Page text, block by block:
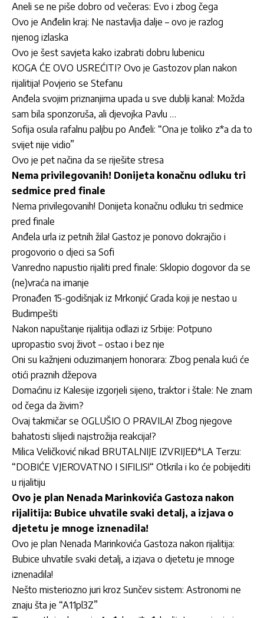
Aneli se ne piše dobro od večeras: Evo i zbog čega
Ovo je Anđelin kraj: Ne nastavlja dalje – ovo je razlog
njenog izlaska
Ovo je šest savjeta kako izabrati dobru lubenicu
KOGA ĆE OVO USREĆITI? Ovo je Gastozov plan nakon
rijalitija! Povjerio se Stefanu
Anđela svojim priznanjima upada u sve dublji kanal: Možda
sam bila sponzoruša, ali djevojka Pavlu …
Sofija osula rafalnu paljbu po Anđeli: “Ona je toliko z*a da to
svijet nije vidio”
Ovo je pet načina da se riješite stresa
Nema privilegovanih! Donijeta konačnu odluku tri
sedmice pred finale
Nema privilegovanih! Donijeta konačnu odluku tri sedmice
pred finale
Anđela urla iz petnih žila! Gastoz je ponovo dokrajčio i
progovorio o djeci sa Sofi
Vanredno napustio rijaliti pred finale: Sklopio dogovor da se
(ne)vraća na imanje
Pronađen 15-godišnjak iz Mrkonjić Grada koji je nestao u
Budimpešti
Nakon napuštanje rijalitija odlazi iz Srbije: Potpuno
upropastio svoj život – ostao i bez nje
Oni su kažnjeni oduzimanjem honorara: Zbog penala kući će
otići praznih džepova
Domaćinu iz Kalesije izgorjeli sijeno, traktor i štale: Ne znam
od čega da živim?
Ovaj takmičar se OGLUŠIO O PRAVILA! Zbog njegove
bahatosti slijedi najstrožija reakcija!?
Milica Veličković nikad BRUTALNIJE IZVRIJEĐ*LA Terzu:
“DOBIĆE VJEROVATNO I SIFILIS!“ Otkrila i ko će pobijediti
u rijalitiju
Ovo je plan Nenada Marinkovića Gastoza nakon
rijalitija: Bubice uhvatile svaki detalj, a izjava o
djetetu je mnoge iznenadila!
Ovo je plan Nenada Marinkovića Gastoza nakon rijalitija:
Bubice uhvatile svaki detalj, a izjava o djetetu je mnoge
iznenadila!
Nešto misteriozno juri kroz Sunčev sistem: Astronomi ne
znaju šta je “A11pl3Z”